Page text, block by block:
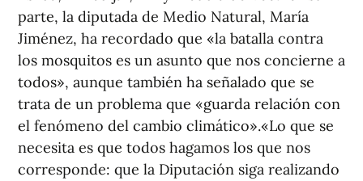
parte, la diputada de Medio Natural, María
Jiménez, ha recordado que «la batalla contra
los mosquitos es un asunto que nos concierne a
todos», aunque también ha señalado que se
trata de un problema que «guarda relación con
el fenómeno del cambio climático».«Lo que se
necesita es que todos hagamos los que nos
corresponde: que la Diputación siga realizando